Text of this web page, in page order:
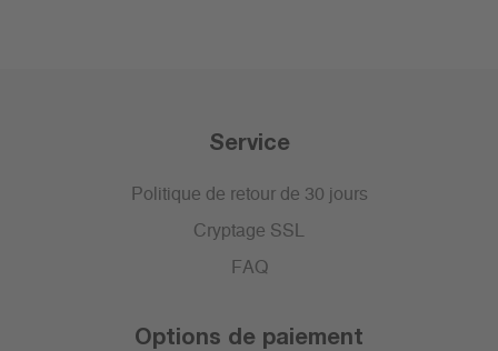
Service
Politique de retour de 30 jours
Cryptage SSL
FAQ
Options de paiement